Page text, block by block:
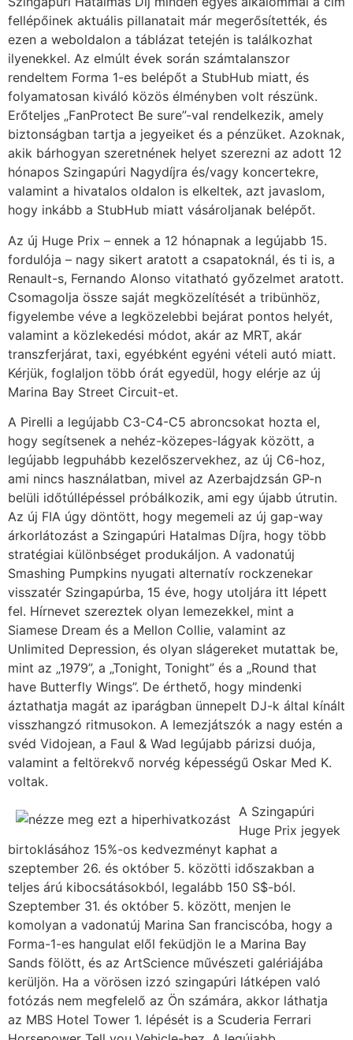
fellépőinek aktuális pillanatait már megerősítették, és
ezen a weboldalon a táblázat tetején is találkozhat
ilyenekkel. Az elmúlt évek során számtalanszor
rendeltem Forma 1-es belépőt a StubHub miatt, és
folyamatosan kiváló közös élményben volt részünk.
Erőteljes „FanProtect Be sure”-val rendelkezik, amely
biztonságban tartja a jegyeiket és a pénzüket. Azoknak,
akik bárhogyan szeretnének helyet szerezni az adott 12
hónapos Szingapúri Nagydíjra és/vagy koncertekre,
valamint a hivatalos oldalon is elkeltek, azt javaslom,
hogy inkább a StubHub miatt vásároljanak belépőt.
Az új Huge Prix – ennek a 12 hónapnak a legújabb 15.
fordulója – nagy sikert aratott a csapatoknál, és ti is, a
Renault-s, Fernando Alonso vitatható győzelmet aratott.
Csomagolja össze saját megközelítését a tribünhöz,
figyelembe véve a legközelebbi bejárat pontos helyét,
valamint a közlekedési módot, akár az MRT, akár
transzferjárat, taxi, egyébként egyéni vételi autó miatt.
Kérjük, foglaljon több órát egyedül, hogy elérje az új
Marina Bay Street Circuit-et.
A Pirelli a legújabb C3-C4-C5 abroncsokat hozta el,
hogy segítsenek a nehéz-közepes-lágyak között, a
legújabb legpuhább kezelőszervekhez, az új C6-hoz,
ami nincs használatban, mivel az Azerbajdzsán GP-n
belüli időtúllépéssel próbálkozik, ami egy újabb útrutin.
Az új FIA úgy döntött, hogy megemeli az új gap-way
árkorlátozást a Szingapúri Hatalmas Díjra, hogy több
stratégiai különbséget produkáljon. A vadonatúj
Smashing Pumpkins nyugati alternatív rockzenekar
visszatér Szingapúrba, 15 éve, hogy utoljára itt lépett
fel. Hírnevet szereztek olyan lemezekkel, mint a
Siamese Dream és a Mellon Collie, valamint az
Unlimited Depression, és olyan slágereket mutattak be,
mint az „1979”, a „Tonight, Tonight” és a „Round that
have Butterfly Wings”. De érthető, hogy mindenki
áztathatja magát az iparágban ünnepelt DJ-k által kínált
visszhangzó ritmusokon. A lemezjátszók a nagy estén a
svéd Vidojean, a Faul & Wad legújabb párizsi duója,
valamint a feltörekvő norvég képességű Oskar Med K.
voltak.
A Szingapúri
Huge Prix jegyek
birtoklásához 15%-os kedvezményt kaphat a
szeptember 26. és október 5. közötti időszakban a
teljes árú kibocsátásokból, legalább 150 S$-ból.
Szeptember 31. és október 5. között, menjen le
komolyan a vadonatúj Marina San franciscóba, hogy a
Forma-1-es hangulat elől feküdjön le a Marina Bay
Sands fölött, és az ArtScience művészeti galériájába
kerüljön. Ha a vörösen izzó szingapúri látképen való
fotózás nem megfelelő az Ön számára, akkor láthatja
az MBS Hotel Tower 1. lépését is a Scuderia Ferrari